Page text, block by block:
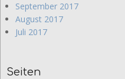
September 2017
August 2017
Juli 2017
Seiten